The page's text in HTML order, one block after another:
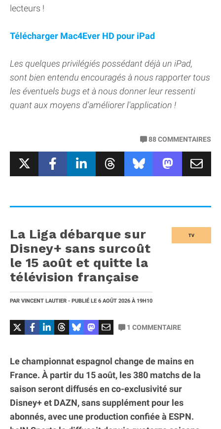
lecteurs !
Télécharger Mac4Ever HD pour iPad
Les quelques privilégiés possédant déjà un iPad,
sont bien entendu encouragés à nous rapporter tous
les éventuels bugs et à nous donner leur ressenti
quant aux moyens d'améliorer l'application !
88COMMENTAIRES
TV
La Liga débarque sur
Disney+ sans surcoût
le 15 août et quitte la
télévision française
PAR VINCENT LAUTIER - PUBLIÉ LE 6 AOÛT 2026 À 19H10
1 COMMENTAIRE
Le championnat espagnol change de mains en
France. À partir du 15 août, les 380 matchs de la
saison seront diffusés en co-exclusivité sur
Disney+ et DAZN, sans supplément pour les
abonnés, avec une production confiée à ESPN.